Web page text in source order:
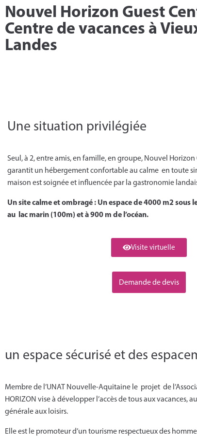
Nouvel Horizon Guest
Centre de vacances à
Landes​
Une situation privilégiée
Seul, à 2, entre amis, en famille, en groupe, Nouvel
garantit un hébergement confortable au calme en toute
maison est soignée et influencée par la gastronomie
Un site calme et ombragé : Un espace de 4000 m2 sous
au lac marin (100m) et à 900 m de l’océan.
Visite virtuelle
Demande de devis
un espace sécurisé et des
Membre de l’UNAT Nouvelle-Aquitaine le projet de
HORIZON vise à développer l’accès de tous aux vacances,
générale aux loisirs.
Elle est le promoteur d’un tourisme respectueux des